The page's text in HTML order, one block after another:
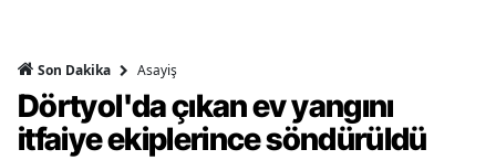
Son Dakika Asayiş
Dörtyol'da çıkan ev yangını
itfaiye ekiplerince söndürüldü